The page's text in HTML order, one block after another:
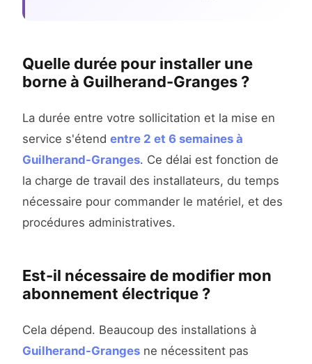
Quelle durée pour installer une
borne à Guilherand-Granges ?
La durée entre votre sollicitation et la mise en
service s'étend entre 2 et 6 semaines à
Guilherand-Granges. Ce délai est fonction de
la charge de travail des installateurs, du temps
nécessaire pour commander le matériel, et des
procédures administratives.
Est-il nécessaire de modifier mon
abonnement électrique ?
Cela dépend. Beaucoup des installations à
Guilherand-Granges ne nécessitent pas